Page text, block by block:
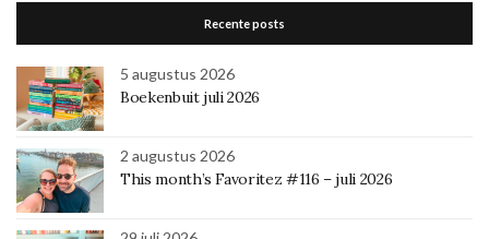
Recente posts
5 augustus 2026
Boekenbuit juli 2026
2 augustus 2026
This month’s Favoritez #116 – juli 2026